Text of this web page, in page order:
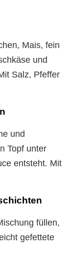
Mais, fein
und
Salz, Pfeffer
und
Topf unter
entsteht. Mit
füllen,
gefettete